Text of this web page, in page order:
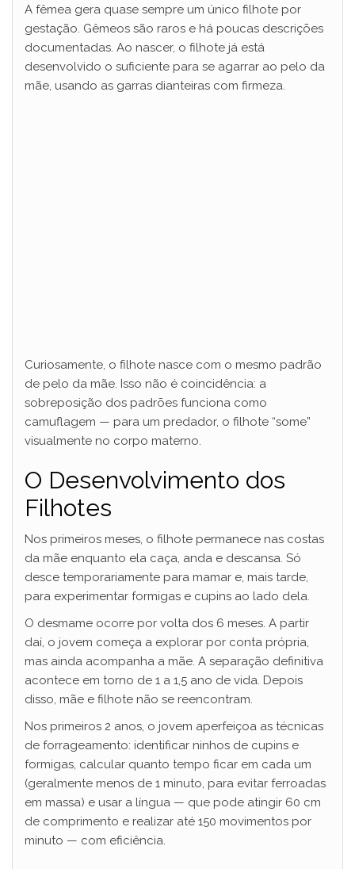
d
e
A fêmea gera quase sempre um único filhote por
gestação. Gêmeos são raros e há poucas descrições
documentadas. Ao nascer, o filhote já está
desenvolvido o suficiente para se agarrar ao pelo da
mãe, usando as garras dianteiras com firmeza.
Curiosamente, o filhote nasce com o mesmo padrão
de pelo da mãe. Isso não é coincidência: a
sobreposição dos padrões funciona como
camuflagem — para um predador, o filhote “some”
visualmente no corpo materno.
O Desenvolvimento dos
Filhotes
Nos primeiros meses, o filhote permanece nas costas
da mãe enquanto ela caça, anda e descansa. Só
desce temporariamente para mamar e, mais tarde,
para experimentar formigas e cupins ao lado dela.
O desmame ocorre por volta dos 6 meses. A partir
daí, o jovem começa a explorar por conta própria,
mas ainda acompanha a mãe. A separação definitiva
acontece em torno de 1 a 1,5 ano de vida. Depois
disso, mãe e filhote não se reencontram.
Nos primeiros 2 anos, o jovem aperfeiçoa as técnicas
de forrageamento: identificar ninhos de cupins e
formigas, calcular quanto tempo ficar em cada um
(geralmente menos de 1 minuto, para evitar ferroadas
em massa) e usar a língua — que pode atingir 60 cm
de comprimento e realizar até 150 movimentos por
minuto — com eficiência.